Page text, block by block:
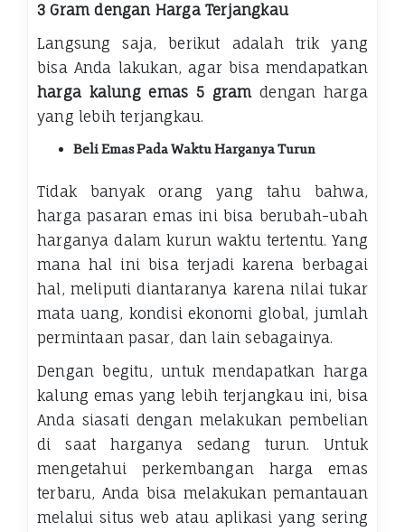
3 Gram dengan Harga Terjangkau
Langsung saja, berikut adalah trik yang
bisa Anda lakukan, agar bisa mendapatkan
harga kalung emas 5 gramdengan harga
yang lebih terjangkau.
Beli Emas Pada Waktu Harganya Turun
Tidak banyak orang yang tahu bahwa,
harga pasaran emas ini bisa berubah-ubah
harganya dalam kurun waktu tertentu. Yang
mana hal ini bisa terjadi karena berbagai
hal, meliputi diantaranya karena nilai tukar
mata uang, kondisi ekonomi global, jumlah
permintaan pasar, dan lain sebagainya.
Dengan begitu, untuk mendapatkan harga
kalung emas yang lebih terjangkau ini, bisa
Anda siasati dengan melakukan pembelian
di saat harganya sedang turun. Untuk
mengetahui perkembangan harga emas
terbaru, Anda bisa melakukan pemantauan
melalui situs web atau aplikasi yang sering